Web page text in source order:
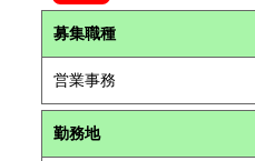
募集職種
営業事務
勤務地